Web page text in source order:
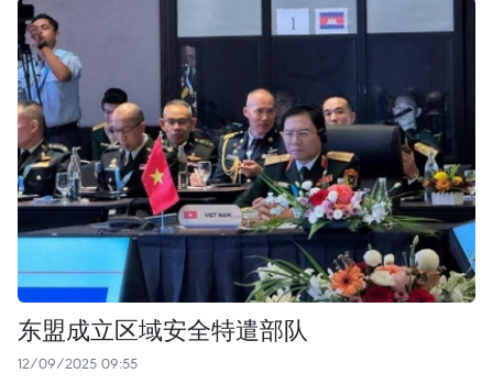
东盟成立区域安全特遣部队
12/09/2025 09:55